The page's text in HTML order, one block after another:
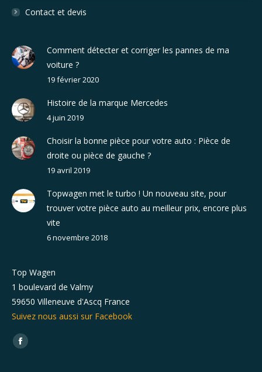
Contact et devis
Comment détecter et corriger les pannes de ma
voiture ?
19 février 2020
Histoire de la marque Mercedes
4 juin 2019
Choisir la bonne pièce pour votre auto : Pièce de
droite ou pièce de gauche ?
19 avril 2019
Topwagen met le turbo ! Un nouveau site, pour
trouver votre pièce auto au meilleur prix, encore plus
vite
6 novembre 2018
Top Wagen
1 boulevard de Valmy
59650 Villeneuve d'Ascq France
Suivez nous aussi sur Facebook
Trouvez nous sur :
Facebook